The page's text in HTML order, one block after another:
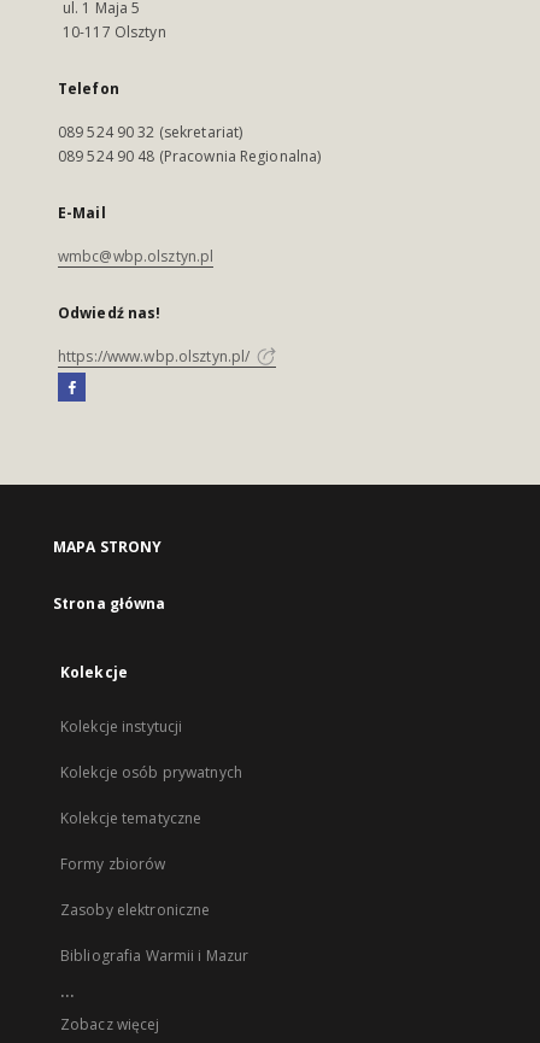
ul. 1 Maja 5
10-117 Olsztyn
Telefon
089 524 90 32 (sekretariat)
089 524 90 48 (Pracownia Regionalna)
E-Mail
wmbc@wbp.olsztyn.pl
Odwiedź nas!
https://www.wbp.olsztyn.pl/
MAPA STRONY
Strona główna
Kolekcje
Kolekcje instytucji
Kolekcje osób prywatnych
Kolekcje tematyczne
Formy zbiorów
Zasoby elektroniczne
Bibliografia Warmii i Mazur
...
Zobacz więcej